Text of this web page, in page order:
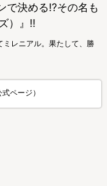
で決める!?その名も
）』!!
ミレニアル。果たして、勝
ページ）